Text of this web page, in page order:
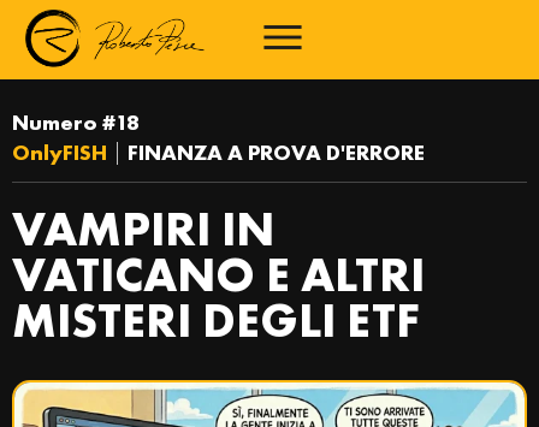
Numero #18
OnlyFISH
FINANZA A PROVA D'ERRORE
VAMPIRI IN
VATICANO E ALTRI
MISTERI DEGLI ETF